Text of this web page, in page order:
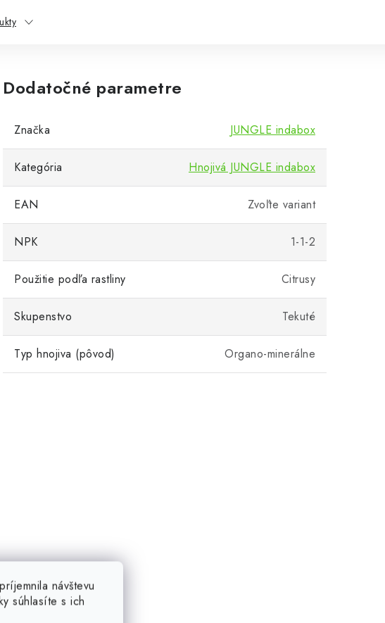
návštevu
súhlasíte s ich
Dodatočné parametre
Značka JUNGLE indabox
Kategória Hnojivá JUNGLE indabox
EAN Zvoľte variant
NPK 1-1-2
Použitie podľa rastliny Citrusy
Skupenstvo Tekuté
Typ hnojiva (pôvod) Organo-minerálne